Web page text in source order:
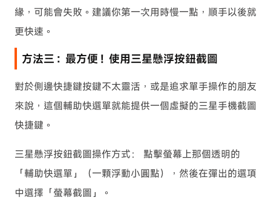
緣，可能會失敗。建議你第一次用時慢一點，順手以後就
更快速。
方法三：最方便！使用三星懸浮按鈕截圖
對於側邊快捷鍵按鍵不太靈活，或是追求單手操作的朋友
來說，這個輔助快選單就能提供一個虛擬的三星手機截圖
快捷鍵。
三星懸浮按鈕截圖操作方式： 點擊螢幕上那個透明的
「輔助快選單」（一顆浮動小圓點），然後在彈出的選項
中選擇「螢幕截圖」。